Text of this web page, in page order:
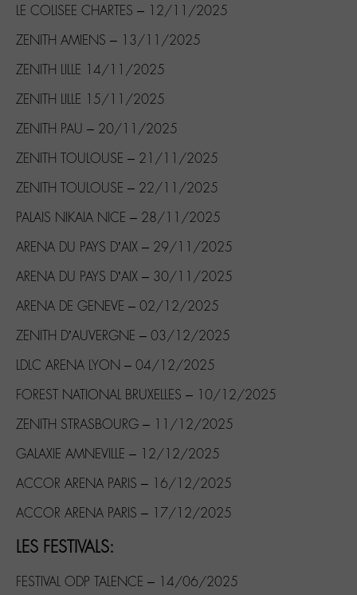
LE COLISEE CHARTES – 12/11/2025
ZENITH AMIENS – 13/11/2025
ZENITH LILLE 14/11/2025
ZENITH LILLE 15/11/2025
ZENITH PAU – 20/11/2025
ZENITH TOULOUSE – 21/11/2025
ZENITH TOULOUSE – 22/11/2025
PALAIS NIKAIA NICE – 28/11/2025
ARENA DU PAYS D’AIX – 29/11/2025
ARENA DU PAYS D’AIX – 30/11/2025
ARENA DE GENEVE – 02/12/2025
ZENITH D’AUVERGNE – 03/12/2025
LDLC ARENA LYON – 04/12/2025
FOREST NATIONAL BRUXELLES – 10/12/2025
ZENITH STRASBOURG – 11/12/2025
GALAXIE AMNEVILLE – 12/12/2025
ACCOR ARENA PARIS – 16/12/2025
ACCOR ARENA PARIS – 17/12/2025
LES FESTIVALS:
FESTIVAL ODP TALENCE – 14/06/2025